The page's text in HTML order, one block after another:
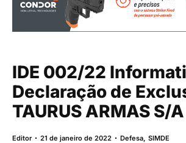
IDE 002/22
Declaração de
TAURUS ARMAS S/A
Editor 21 de janeiro de 2022 Defesa,SIMDE